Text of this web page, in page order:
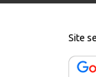
Site